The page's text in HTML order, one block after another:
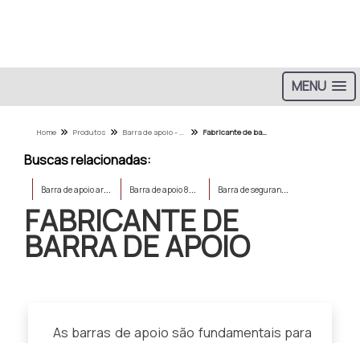
MENU
Home Produtos Barra de apoio - Categoria Fabricante de barra de apoio
Buscas relacionadas:
B
arra de apoio articulada B
arra de apoio 80 cm B
arra de segurança para idoso
FABRICANTE DE
BARRA DE APOIO
As barras de apoio são fundamentais para